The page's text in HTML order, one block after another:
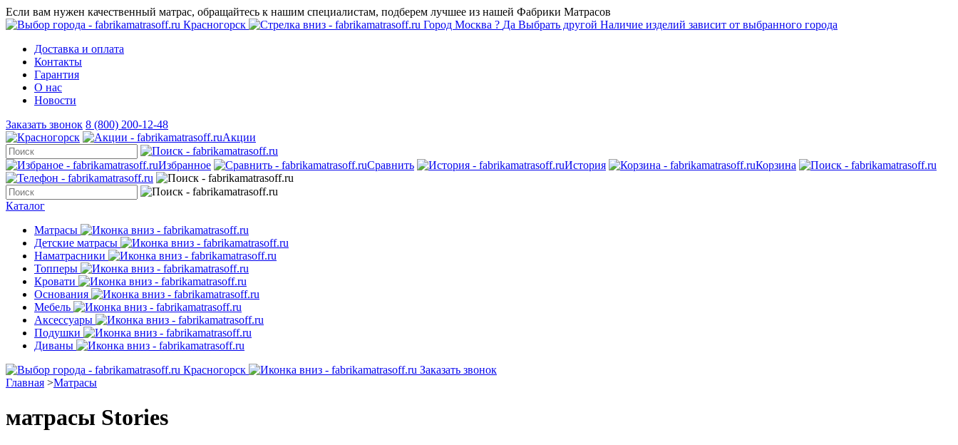
Если вам нужен качественный матрас, обращайтесь к нашим специалистам, подберем лучшее из нашей Фабрики Матрасов
Красногорск
Город Москва ? Да Выбрать другой Наличие изделий зависит от выбранного города
Доставка и оплата
Контакты
Гарантия
О нас
Новости
Заказать звонок 8 (800) 200-12-48
Акции
Избранное Сравнить История Корзина
Каталог
Матрасы
Детские матрасы
Наматрасники
Топперы
Кровати
Основания
Мебель
Аксессуары
Подушки
Диваны
Красногорск
Заказать звонок
Главная >Матрасы
матрасы Stories